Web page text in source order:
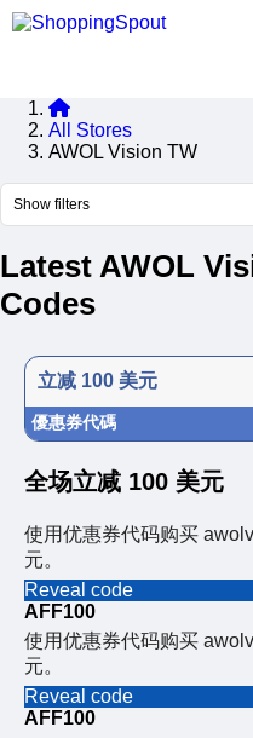
All Stores
AWOL Vision TW
Show filters
Latest AWOL
Codes
立减 100 美元
優惠券代碼
全场立减 100 美元
使用优惠券代码购买
元。
Reveal code
AFF100
使用优惠券代码购买
元。
Reveal code
AFF100